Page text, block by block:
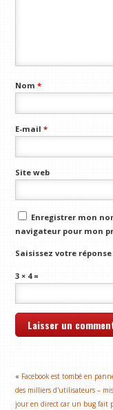
Nom*
E-mail*
Site web
Enregistrer mon
navigateur pour mon
Saisissez votre
3 × 4 =
« Facebook est tombé en
des milliers d'utilisateurs –
jour en direct car un bug fait